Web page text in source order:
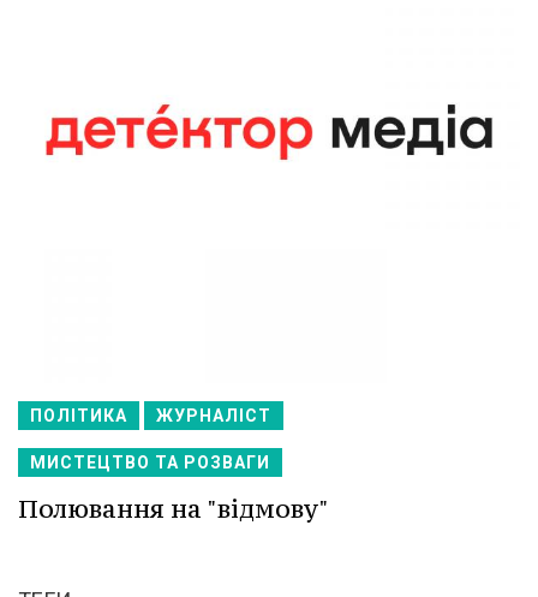
ПОЛІТИКА ЖУРНАЛІСТ
МИСТЕЦТВО ТА РОЗВАГИ
Полювання на "відмову"